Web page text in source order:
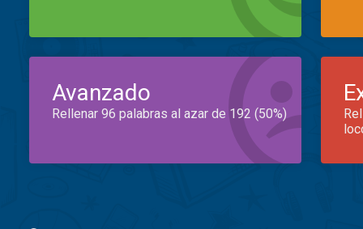
Avanzado
Rellenar 96 palabras al azar de 192 (50%)